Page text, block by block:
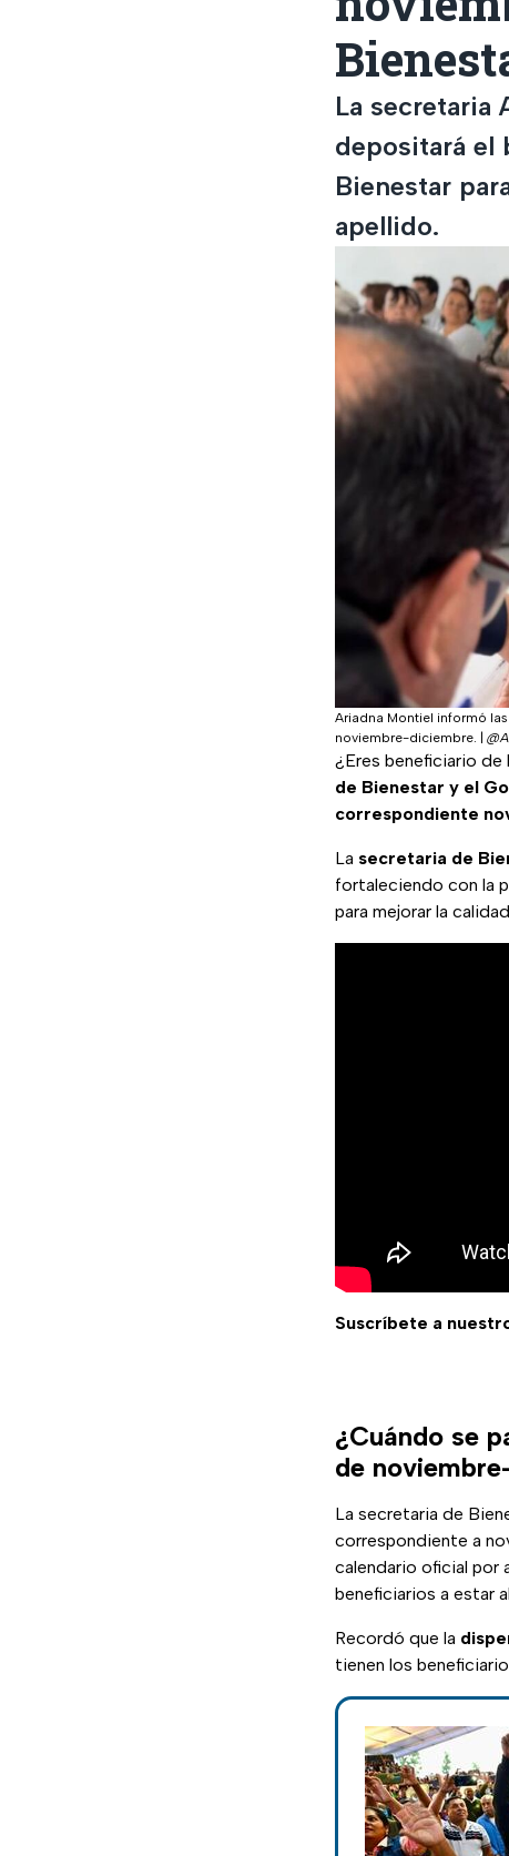
La secretaria
depositará el
Bienestar
apellido.
Ariadna Montiel informó
noviembre-diciembre.
¿Eres beneficiario de
de Bienestar y el
correspondiente
La secretaria de
fortaleciendo con la
para mejorar la
Suscríbete a
¿Cuándo se
de
La secretaria de
correspondiente a
calendario oficial por
beneficiarios a estar
Recordó que la
tienen los